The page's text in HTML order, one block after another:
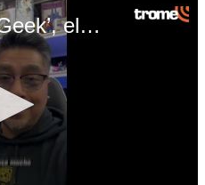
TROME - ‘Japan Geek’, el peruano que conquistó Japón con su negocio de compras y envíos: Su impresionante colección